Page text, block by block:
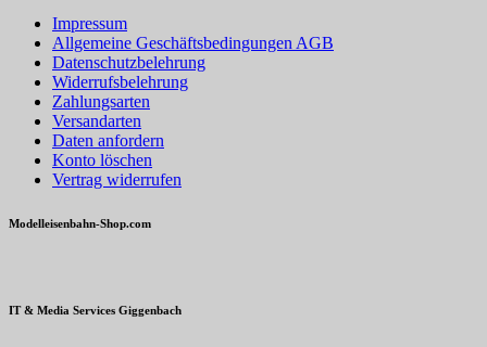
Impressum
Allgemeine Geschäftsbedingungen AGB
Datenschutzbelehrung
Widerrufsbelehrung
Zahlungsarten
Versandarten
Daten anfordern
Konto löschen
Vertrag widerrufen
Modelleisenbahn-Shop.com
IT & Media Services Giggenbach